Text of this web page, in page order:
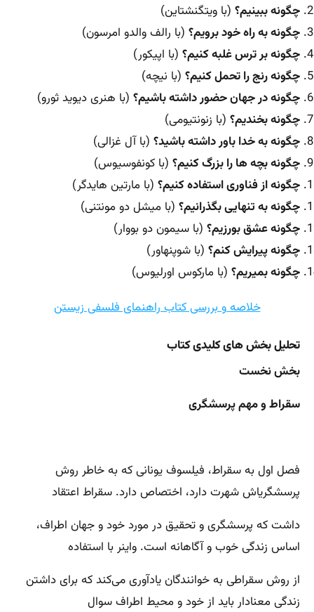
چگونه ببینیم؟ (با ویتگنشتاین)
چگونه به راه خود برویم؟ (با رالف والدو امرسون)
چگونه بر ترس غلبه کنیم؟ (با اپیکور)
چگونه رنج را تحمل کنیم؟ (با نیچه)
چگونه در جهان حضور داشته باشیم؟ (با هنری دیوید ثورو)
چگونه بخندیم؟ (با زنونتیومی)
چگونه به خدا باور داشته باشید؟ (با آل غزالی)
چگونه بچه ها را بزرگ کنیم؟ (با کونفوسیوس)
چگونه از فناوری استفاده کنیم؟ (با مارتین هایدگر)
چگونه به تنهایی بگذرانیم؟ (با میشل دو مونتنی)
چگونه عشق بورزیم؟ (با سیمون دو بووار)
چگونه پیرایش کنم؟ (با شوپنهاور)
چگونه بمیریم؟ (با مارکوس اورلیوس)
خلاصه و بررسی کتاب راهنمای فلسفی زیستن
تحلیل بخش های کلیدی کتاب
بخش نخست
سقراط و مهم پرسشگری
فصل اول به سقراط، فیلسوف یونانی که به خاطر روش
پرسشگریاش شهرت دارد، اختصاص دارد. سقراط اعتقاد
داشت که پرسشگری و تحقیق در مورد خود و جهان اطراف،
اساس زندگی خوب و آگاهانه است. واینر با استفاده
از روش سقراطی به خوانندگان یادآوری می‌کند که برای داشتن
زندگی معنادار باید از خود و محیط اطراف سوال